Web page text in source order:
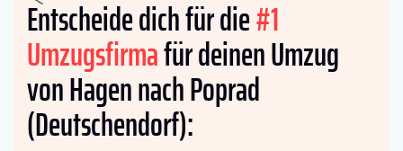
Entscheide dich für die#1
Umzugsfirmafür deinen Umzug
von Hagen nach Poprad
(Deutschendorf):